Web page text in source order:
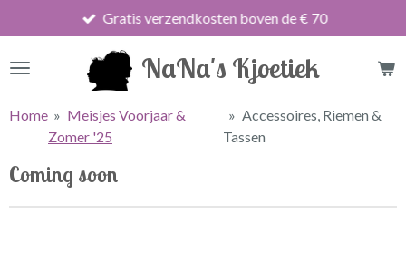
direct
naar
NaNa's Kjoetiek
Gratis verzendkosten boven de € 70
Home » Meisjes Voorjaar &
Zomer '25
» Accessoires, Riemen &
Tassen
Coming soon